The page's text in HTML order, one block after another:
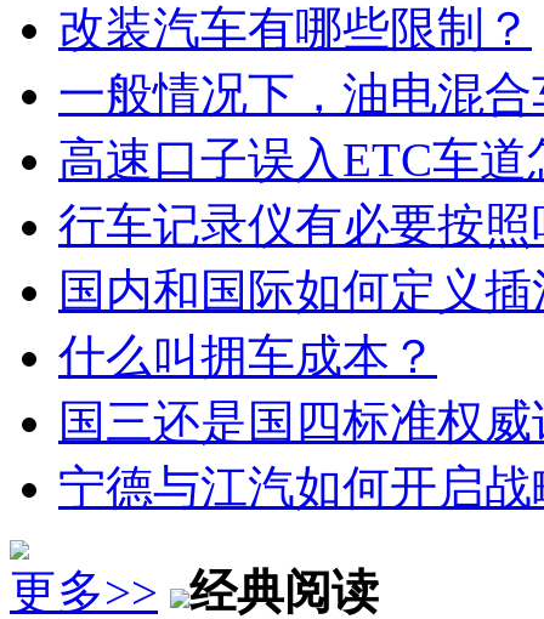
改装汽车有哪些限制？
一般情况下，油电混
高速口子误入ETC车道
行车记录仪有必要按照
国内和国际如何定义
什么叫拥车成本？
国三还是国四标准权
宁德与江汽如何开启
更多>>
经典阅读